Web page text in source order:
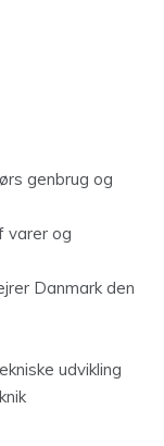
genbrug og
varer og
Danmark den
udvikling